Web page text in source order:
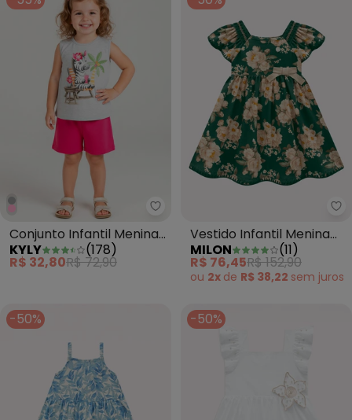
Kyly - Conjunto Infantil Menina
Conjunto Infantil Menina
Estampa Cinza
KYLY (178)
R$ 32,80R$ 72,90
Vestido Infantil Menina
Flores Milon (Verde)
MILON (11)
R$ 76,45R$ 152,90
ou 2x de R$ 38,22 sem juros
-50% -50%